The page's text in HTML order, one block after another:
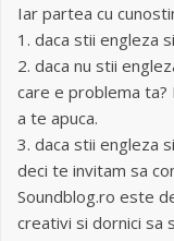
Iar partea cu
1. daca stii engleza
2. daca nu stii
care e problema
a te apuca.
3. daca stii engleza
deci te invitam sa
Soundblog.ro este
creativi si dornici